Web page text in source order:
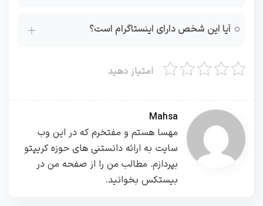
آیا این شخص دارای اینستاگرام است؟
امتیاز دهید
Mahsa
مهسا هستم و مفتخرم که در این وب
سایت به ارائه دانستنی های حوزه کریپتو
بپردازم. مطالب من را از صفحه من در
بیستکس بخوانید.